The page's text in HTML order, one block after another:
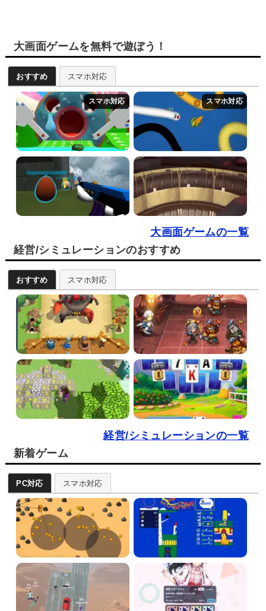
大画面ゲームを無料で遊ぼう！
おすすめ スマホ対応
大画面ゲームの一覧
経営/シミュレーションのおすすめ
おすすめ スマホ対応
経営/シミュレーションの一覧
新着ゲーム
PC対応 スマホ対応